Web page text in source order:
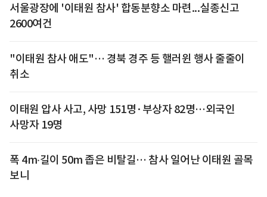
서울광장에 '이태원 참사' 합동분향소 마련...실종신고
2600여건
"이태원 참사 애도"… 경북 경주 등 핼러윈 행사 줄줄이
취소
이태원 압사 사고, 사망 151명·부상자 82명…외국인
사망자 19명
폭 4m‧길이 50m 좁은 비탈길… 참사 일어난 이태원 골목
보니